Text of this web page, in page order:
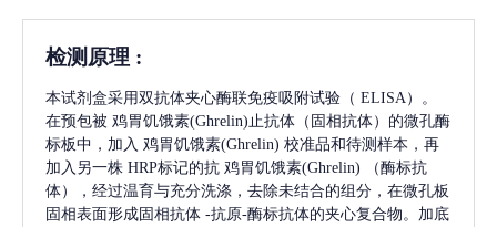
检测原理 :
本试剂盒采用双抗体夹心酶联免疫吸附试验（ ELISA）。
在预包被 鸡胃饥饿素(Ghrelin) 止抗体（固相抗体）的微孔酶
标板中，加入 鸡胃饥饿素(Ghrelin) 校准品和待测样本，再
加入另一株 HRP标记的抗 鸡胃饥饿素(Ghrelin)
（酶标抗
体），经过温育与充分洗涤，去除未结合的组分，在微孔板
固相表面形成固相抗体 -抗原-酶标抗体的夹心复合物。加底